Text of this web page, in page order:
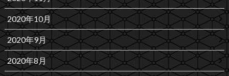
2020年10月
2020年9月
2020年8月